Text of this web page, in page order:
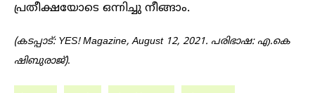
പ്രതീക്ഷയോടെ ഒന്നിച്ചു നീങ്ങാം.
(കടപ്പാട്: YES! Magazine, August 12, 2021. പരിഭാഷ: എ.കെ
ഷിബുരാജ്).